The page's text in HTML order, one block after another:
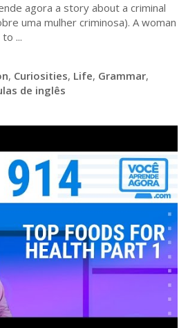
agora a story about a criminal
uma mulher criminosa). A woman
...
, Curiosities, Life, Grammar,
de inglês